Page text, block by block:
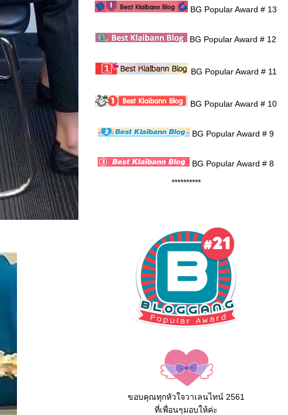
BG Popular Award # 13
BG Popular Award # 12
BG Popular Award # 11
BG Popular Award # 10
BG Popular Award # 9
BG Popular Award # 8
**********
ขอบคุณทุกหัวใจวาเลนไทน์ 2561
ที่เพื่อนๆมอบให้ค่ะ